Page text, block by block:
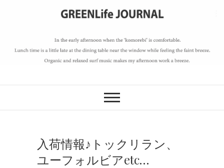
GREENLife
JOURNAL
入荷情報♪トックリラン、
ユーフォルビアetc…